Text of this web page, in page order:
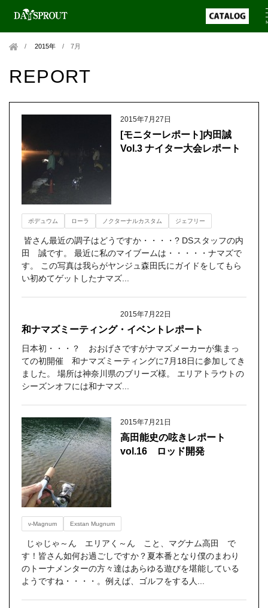
2015年 /7月
REPORT
2015年7月27日
[モニターレポート]内田誠
Vol.3 ナイター大会レポート
ポデュウム ローラ ノクターナルカスタム ジェフリー
皆さん最近の調子はどうですか・・・・? DSスタッフの内
田 誠です。 最近に私のマイブームは・・・・・ナマズで
す。 この写真は我らがヤンジュ森田氏にガイドをしてもら
い初めてゲットしたナマズ...
2015年7月22日
和ナマズミーティング・イベントレポート
日本初・・・？ おおげさですがナマズメーカーが集まっ
ての初開催 和ナマズミーティングに7月18日に参加してき
ました。 場所は神奈川県のブリーズ様。 エリアトラウトの
シーズンオフには和ナマズ...
2015年7月21日
高田能史の呟きレポート
vol.16 ロッド開発
ν-Magnum Exstan Mugnum
じゃじゃ～ん エリアく～ん こと、マグナム高田 で
す！皆さん如何お過ごしですか？夏本番となり僕のまわり
のトーナメンターの方々達はあらゆる遊びを堪能している
ようですね・・・・。例えば、ゴルフをする人...